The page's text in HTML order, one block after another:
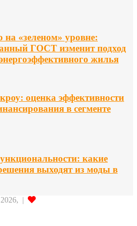
на «зеленом» уровне:
ГОСТ изменит подход
жилья
оценка эффективности
в сегменте
какие
выходят из моды в
|